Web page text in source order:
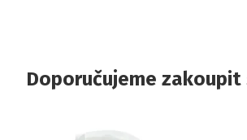
Doporučujeme